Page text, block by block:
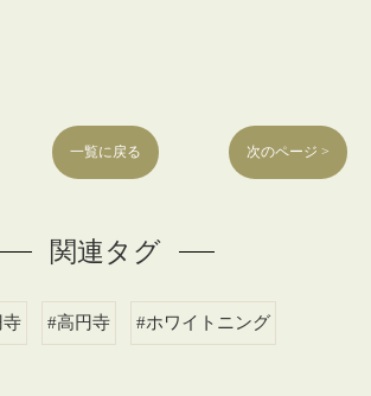
一覧に戻る 次のページ >
関連タグ
寺 #高円寺 #ホワイトニング